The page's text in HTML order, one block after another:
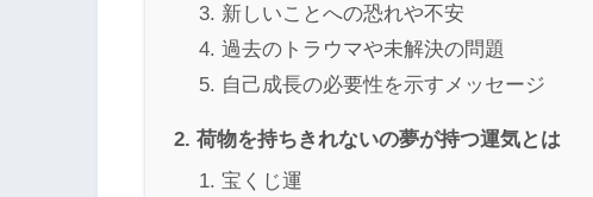
新しいことへの恐れや不安
過去のトラウマや未解決の問題
自己成長の必要性を示すメッセージ
荷物を持ちきれないの夢が持つ運気とは
宝くじ運